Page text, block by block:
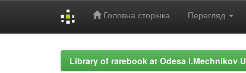
Головна сторінка Перегляд
Library of rarebook at Odesa I.Mechnikov